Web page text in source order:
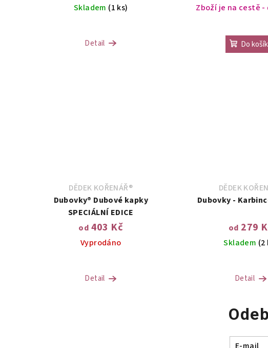
cena:
Skladem (1 ks)
hodnocení
Detail
cena:
Zboží je na cestě -
Do
DĚDEK KOŘENÁŘ®
Dubovky® Dubové kapky
SPECIÁLNÍ EDICE
od 403 Kč
Vyprodáno
Detail
DĚDEK
Dubovky -
od 279
Skladem (2
Detail